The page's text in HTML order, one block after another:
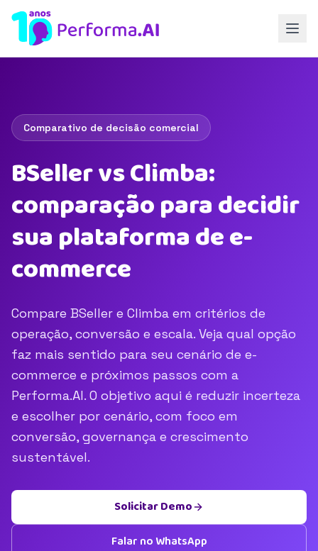
Comparativo de decisão comercial
BSeller vs Climba:
comparação para decidir
sua plataforma de e-
commerce
Compare BSeller e Climba em critérios de
operação, conversão e escala. Veja qual opção
faz mais sentido para seu cenário de e-
commerce e próximos passos com a
Performa.AI. O objetivo aqui é reduzir incerteza
e escolher por cenário, com foco em
conversão, governança e crescimento
sustentável.
Solicitar Demo
Falar no WhatsApp